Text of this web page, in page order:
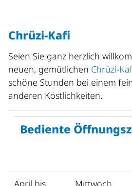
Chrüzi-Kafi
Seien Sie ganz herzlich
neuen, gemütlichen Chrüzi-
schöne Stunden bei einem
anderen Köstlichkeiten.
Bediente
April bis
Mittwoch,